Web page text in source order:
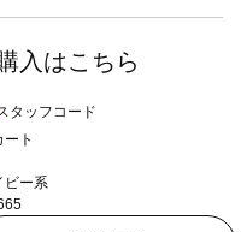
入はこちら
ート
ビー系